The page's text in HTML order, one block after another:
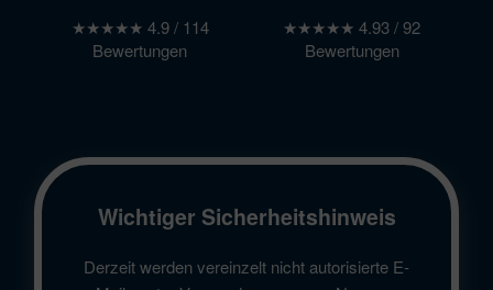
★★★★★ 4.9 / 114
Bewertungen
★★★★★ 4.93 / 92
Bewertungen
Wichtiger Sicherheitshinweis
Derzeit werden vereinzelt nicht autorisierte E-